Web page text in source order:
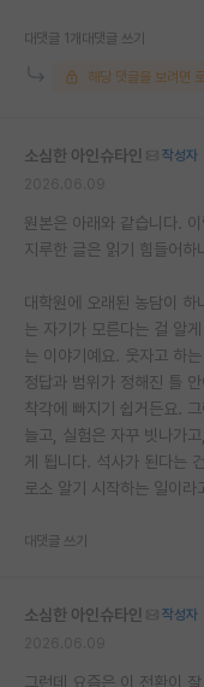
대댓글 1개 대댓글 쓰기
해당 댓글을 보려면
소심한 아인슈타인
작성자
원본은 아래와 같습니다.
지루한 글은 읽기 힘들어하
대학원에 오래된 농담이
는 자기가 모른다는 걸 알
는 이야기예요. 웃자고 하
정답과 범위가 정해진 틀
착각에 빠지기 쉽거든요.
늘고, 실험은 자꾸 빗나가
게 됩니다. 석사가 된다는
로소 알기 시작하는 일이라
대댓글 쓰기
소심한 아인슈타인
작성자
그런데 요즘은 이 전환이